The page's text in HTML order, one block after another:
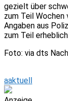
gezielt über
zum Teil Wochen
Angaben aus
zum Teil
Foto: via dts
aaktuell